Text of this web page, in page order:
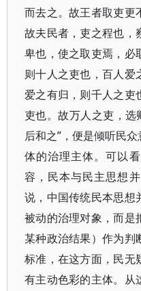
而去之。故王者取吏更
故夫民者，吏之程也，
卑也，使之取吏焉，必
则十人之吏也，百人爱
爱之有归，则千人之吏
吏也。故万人之吏，选
后和之”，便是倾听民
体的治理主体。可以
容，民本与民主思想
说，中国传统民本思想
被动的治理对象，而是
某种政治结果）作为判
标准，在这方面，民无
有主动色彩的主体。从